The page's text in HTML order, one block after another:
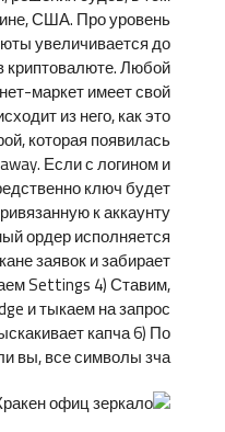
США. Про уровень
увеличивается до
криптовалюте. Любой
маркет имеет свой
из него, как это
которая появилась
Если с логином и
ключ будет
к аккаунту
ордер исполняется
заявок и забирает
Settings 4) Ставим,
и тыкаем на запрос
капча 6) По
вы, все символы зча.